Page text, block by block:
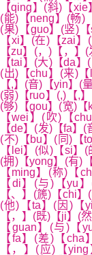
【qing】(斜)【
(能)【neng】(畅)
(果)【guo】(竖)
【xi】(在)【zai
【zu】(，)【，
【tai】(大)【da
(出)【chu】(来)
【,】(音)【yin】(
(弱)【ruo】(,)【,
(够)【gou】(宽)
【wei】(吹)【
【de】(发)【fa】
(不)【bu】(同)【
【lei】(似)【si】
(拥)【yong】(有)
【ming】(称)【
【di】(与)【yu
【、】(篪)【chi
(他)【ta】(因)【
【，】(既)【ji】(
【guan】(与)【
【fa】(差)【
【，】(应)【